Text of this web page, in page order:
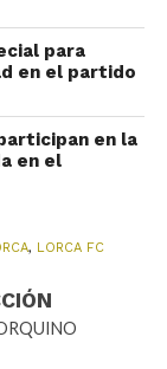
para
en el partido
en la
en el
, LORCA FC